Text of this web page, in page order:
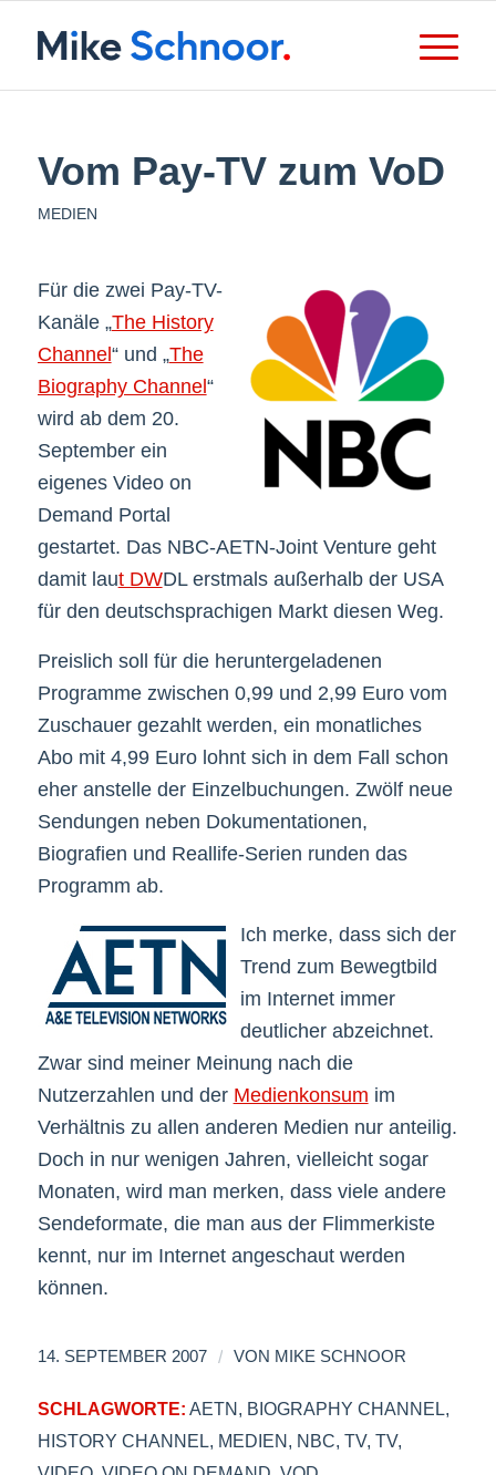
Vom Pay-TV zum VoD
MEDIEN
Für die zwei Pay-TV-
Kanäle „The History
Channel “ und „The
Biography Channel “
wird ab dem 20.
September ein
eigenes Video on
Demand Portal
gestartet. Das NBC-AETN-Joint Venture geht
damit laut DWDL erstmals außerhalb der USA
für den deutschsprachigen Markt diesen Weg.
Preislich soll für die heruntergeladenen
Programme zwischen 0,99 und 2,99 Euro vom
Zuschauer gezahlt werden, ein monatliches
Abo mit 4,99 Euro lohnt sich in dem Fall schon
eher anstelle der Einzelbuchungen. Zwölf neue
Sendungen neben Dokumentationen,
Biografien und Reallife-Serien runden das
Programm ab.
Ich merke, dass sich der
Trend zum Bewegtbild
im Internet immer
deutlicher abzeichnet.
Zwar sind meiner Meinung nach die
Nutzerzahlen und der Medienkonsum im
Verhältnis zu allen anderen Medien nur anteilig.
Doch in nur wenigen Jahren, vielleicht sogar
Monaten, wird man merken, dass viele andere
Sendeformate, die man aus der Flimmerkiste
kennt, nur im Internet angeschaut werden
können.
14. SEPTEMBER 2007 / VON MIKE SCHNOOR
SCHLAGWORTE: AETN, BIOGRAPHY CHANNEL,
HISTORY CHANNEL, MEDIEN, NBC, TV, TV,